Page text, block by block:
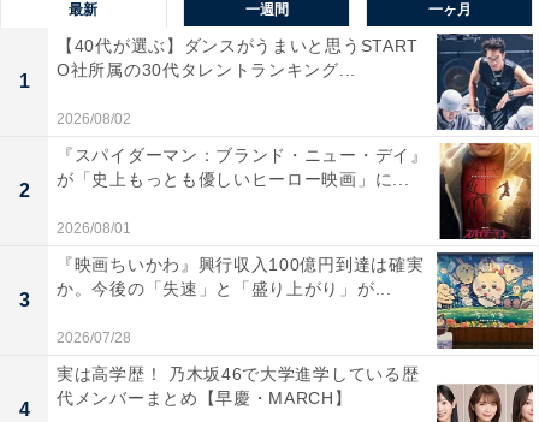
例えば、提示された証拠としての監視映像のそれぞれ
が、客観的に見て「主人公が犯人の可能性が高い」と思
えるものなのです。観客としても、「こいつは本当に殺
人を犯したのではないか？」と疑いをかけるでしょう。
さらに「制約」となっているのは、主人公がいすに腕と
脚を縛り付けられていて、文字通りに身動きが取れない
こと。それでも、「ネット上に存在するあらゆるカメラ
映像へアクセスする権限」が与えられているため、彼は
目の前のAI裁判官に音声で命令を出して、無実の証拠を
最新 一週間 一ヶ月
1
【40代が選ぶ】ダンスがうまいと思うSTART
O社所属の30代タレントランキング...
2026/08/02
2
『スパイダーマン：ブランド・ニュー・デイ』
が「史上もっとも優しいヒーロー映画」に...
2026/08/01
3
『映画ちいかわ』興行収入100億円到達は確実
か。今後の「失速」と「盛り上がり」が...
2026/07/28
4
実は高学歴！ 乃木坂46で大学進学している歴
代メンバーまとめ【早慶・MARCH】